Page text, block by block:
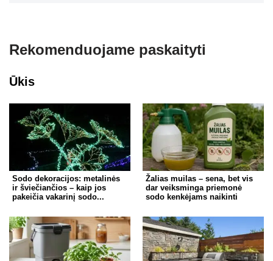
Rekomenduojame paskaityti
Ūkis
Sodo dekoracijos: metalinės
ir šviečiančios – kaip jos
pakeičia vakarinį sodo...
Žalias muilas – sena, bet vis
dar veiksminga priemonė
sodo kenkėjams naikinti